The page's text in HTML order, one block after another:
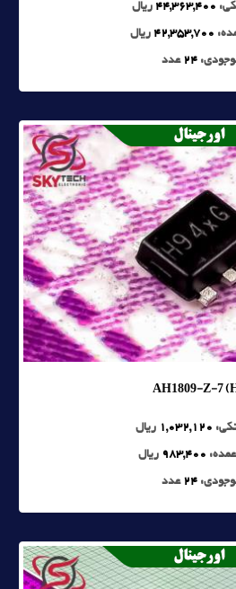
44,363,400 ریال
42,353,700 ریال
24 عدد
AH1809-Z-7
1,032,120 ریال
983,400 ریال
24 عدد